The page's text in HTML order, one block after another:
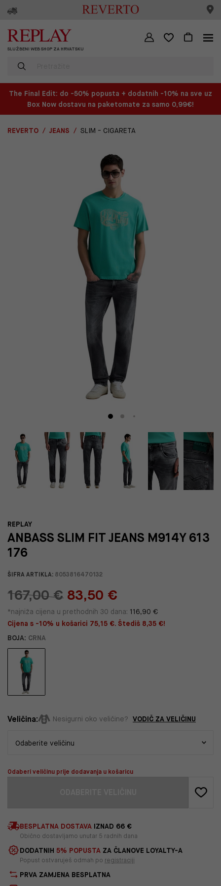
SLUŽBENI WEB SHOP ZA HRVATSKU
The Final Edit: do -50% popusta + dodatnih -10% na sve uz
Box Now dostavu na paketomate za samo 0,99€!
REVERTO JEANS SLIM - CIGARETA
REPLAY
ANBASS SLIM FIT JEANS M914Y 613
176
ŠIFRA ARTIKLA: 8053816470132
167,00 € 83,50 €
*najniža cijena u prethodnih 30 dana: 116,90 €
Cijena s -10% u košarici 75,15 €. Štediš 8,35 €!
BOJA: CRNA
Veličina: Nesigurni oko veličine? VODIČ ZA VELIČINU
Odaberi veličinu prije dodavanja u košaricu
BESPLATNA DOSTAVA IZNAD 66 €
Obično dostavljamo unutar 5 radnih dana
DODATNIH 5% POPUSTA ZA ČLANOVE LOYALTY-A
Popust ostvaruješ odmah po registraciji
PRVA ZAMJENA BESPLATNA